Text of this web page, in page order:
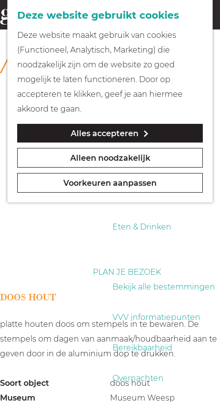
Deze website gebruikt cookies
Deze website maakt gebruik van cookies
(Functioneel, Analytisch, Marketing) die
noodzakelijk zijn om de website zo goed
mogelijk te laten functioneren. Door op
accepteren te klikken, geef je aan hiermee
akkoord te gaan.
Alles accepteren
Alleen noodzakelijk
Voorkeuren aanpassen
G
a
Fietsen
Wandelen
Geocachen
Naar het museum
Eten & Drinken
PLAN JE BEZOEK
Bekijk alle bestemmingen
VVV informatiepunten
Bereikbaarheid
Overnachten
o
e
k
e
n
COLLECTIE
Museum Weesp
DOOS HOUT
platte houten doos om stempels in te bewaren. De
stempels om dagen van aanmaak/houdbaarheid aan te
geven door in de aluminium dop te drukken.
Soort object
doos hout
Museum
Museum Weesp